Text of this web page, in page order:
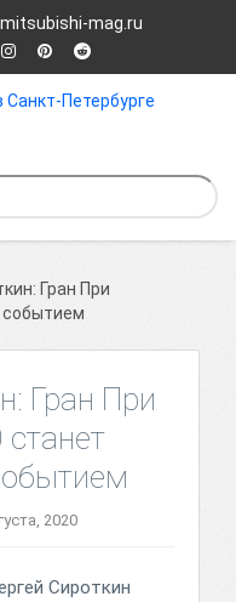
mag.ru
Гран При
событием
Гран При
2020
Сироткин